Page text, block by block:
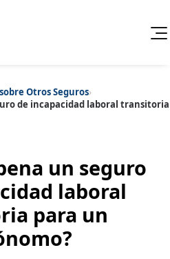
Cancelar
Auto
Hogar
Contenido extra
Otros Seguros›
de incapacidad laboral transitoria
un seguro
laboral
para un